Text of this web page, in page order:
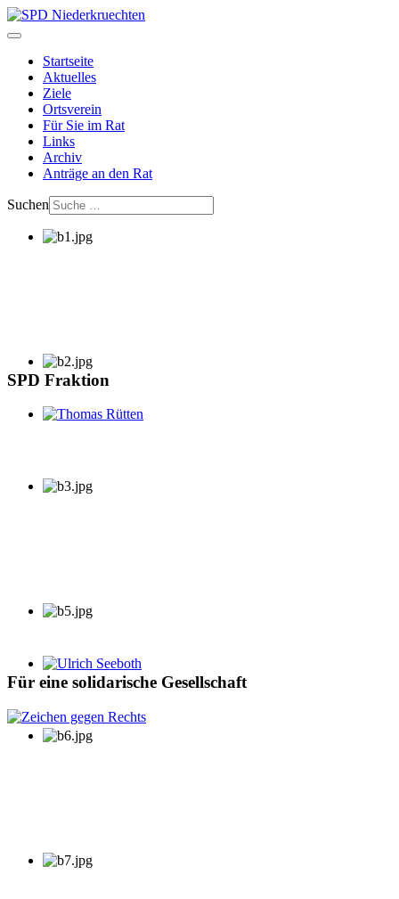
Startseite
Aktuelles
Ziele
Ortsverein
Für Sie im Rat
Links
Archiv
Anträge an den Rat
Suchen
SPD Fraktion
Ulrich Seeboth
Für eine solidarische Gesellschaft